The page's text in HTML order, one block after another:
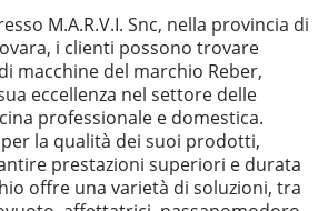
M.A.R.V.I. Snc, nella provincia di
i clienti possono trovare
macchine del marchio Reber,
eccellenza nel settore delle
professionale e domestica.
la qualità dei suoi prodotti,
prestazioni superiori e durata
offre una varietà di soluzioni, tra